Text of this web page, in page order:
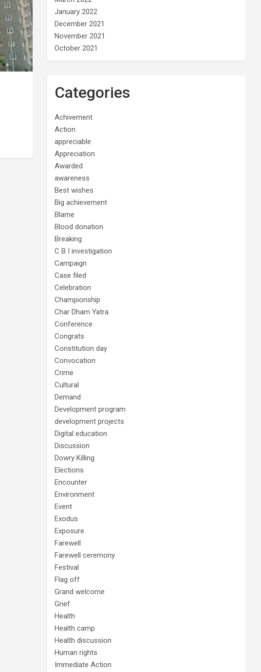
January 2022
December 2021
November 2021
October 2021
Categories
Achivement
Action
appreciable
Appreciation
Awarded
awareness
Best wishes
Big achievement
Blame
Blood donation
Breaking
C B I investigation
Campaign
Case filed
Celebration
Championship
Char Dham Yatra
Conference
Congrats
Constitution day
Convocation
Crime
Cultural
Demand
Development program
development projects
Digital education
Discussion
Dowry Killing
Elections
Encounter
Environment
Event
Exodus
Exposure
Farewell
Farewell ceremony
Festival
Flag off
Grand welcome
Grief
Health
Health camp
Health discussion
Human rights
Immediate Action